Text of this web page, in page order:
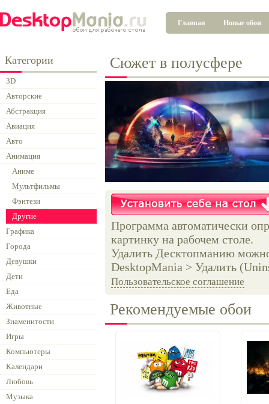
Главная Новые обои
Категории
3D
Авторские
Абстракция
Авиация
Авто
Анимация
Аниме
Мультфильмы
Фэнтези
Другие
Графика
Города
Девушки
Дети
Еда
Животные
Знаменитости
Игры
Компьютеры
Календари
Любовь
Музыка
Сюжет в полусфере
Программа автоматически
картинку на рабочем столе.
Удалить Десктопманию
DesktopMania > Удалить
Пользовательское соглашение
Рекомендуемые обои